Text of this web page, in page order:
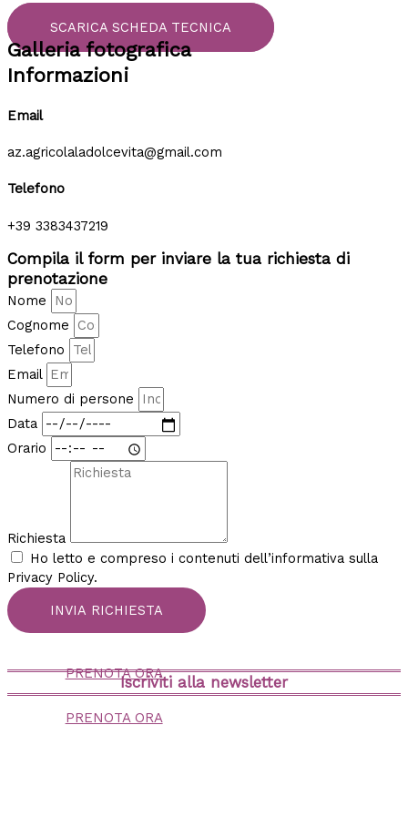
SCARICA SCHEDA TECNICA
Galleria fotografica
Informazioni
Email
az.agricolaladolcevita@gmail.com
Telefono
+39 3383437219
Compila il form per inviare la tua richiesta di
prenotazione
Nome
Cognome
Telefono
Email
Numero di persone
Data
Orario
Richiesta
Ho letto e compreso i contenuti dell’informativa sulla
Privacy Policy.
INVIA RICHIESTA
Iscriviti alla newsletter
PRENOTA ORA
PRENOTA ORA